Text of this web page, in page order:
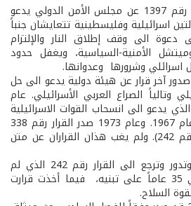
في 13/3/2002 صدر القرار رقم 1397 عن مجلس الأمن الدولي يدعو
اسرائيلية وفليسطينية تتعايشان جنباً
الى وقف إطلاق النار والإلتزام
الأمنية-السياسية، ويغفل حدود
اسرائلي وشرورها وعدوانها.
آخر قرار عن هيئة دولية يدعو الى حل
وتالياً الصراع العربي الأسرائيلي. عام
1967 صدر القرار رقم 242 الذي يدعو الى انسحاب القوات الاسرائيلية
من الأراضي التي احتلها عام 1967. وعام 1973 صدر القرار رقم 338
(الذي يدعو لتنفيذ القرار رقم 242). ولم يغب هذان القراران عن متن
تحور الدبلوماسية الدولية وتدور وترجع الى القرار رقم 242 الذي لم
ينفذ منه شيئ رغم مضي 35 عاماً على تبنيه، فيما أخذت قرارت
السلاح.